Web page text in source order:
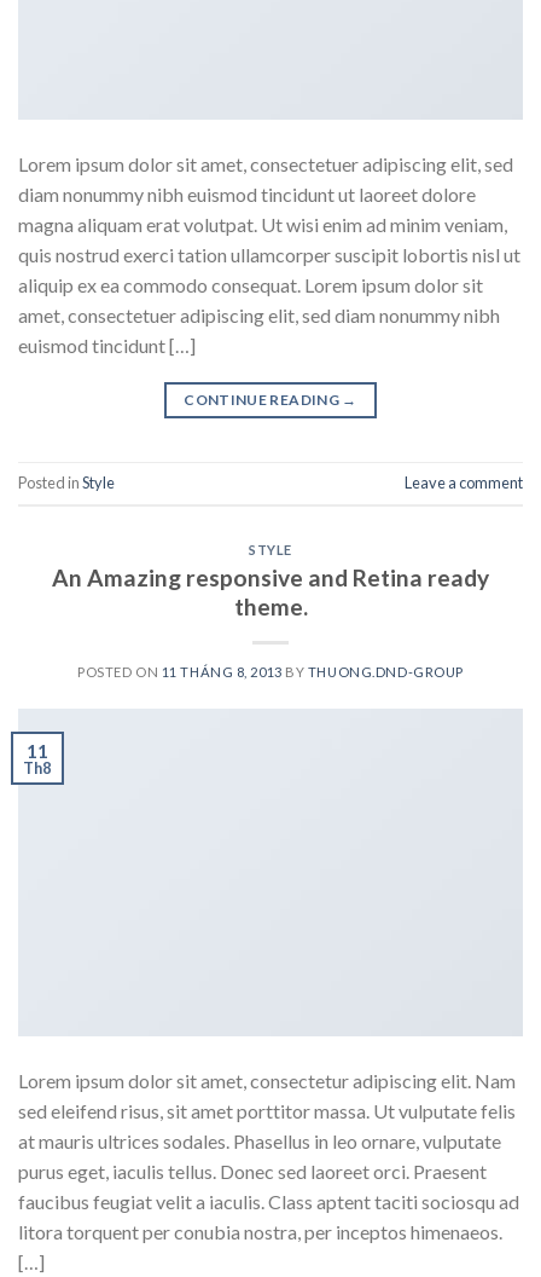
Lorem ipsum dolor sit amet, consectetuer adipiscing elit, sed
diam nonummy nibh euismod tincidunt ut laoreet dolore
magna aliquam erat volutpat. Ut wisi enim ad minim veniam,
quis nostrud exerci tation ullamcorper suscipit lobortis nisl ut
aliquip ex ea commodo consequat. Lorem ipsum dolor sit
amet, consectetuer adipiscing elit, sed diam nonummy nibh
euismod tincidunt […]
CONTINUE READING →
Posted inStyle Leave a comment
STYLE
An Amazing responsive and Retina ready
theme.
POSTED ON 11 THÁNG 8, 2013 BY THUONG.DND-GROUP
11
Th8
Lorem ipsum dolor sit amet, consectetur adipiscing elit. Nam
sed eleifend risus, sit amet porttitor massa. Ut vulputate felis
at mauris ultrices sodales. Phasellus in leo ornare, vulputate
purus eget, iaculis tellus. Donec sed laoreet orci. Praesent
faucibus feugiat velit a iaculis. Class aptent taciti sociosqu ad
litora torquent per conubia nostra, per inceptos himenaeos.
[…]